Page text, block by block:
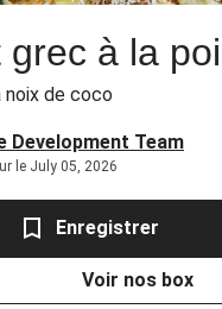
grec à la
noix de coco
Development Team
le July 05, 2026
Enregistrer
Voir nos box